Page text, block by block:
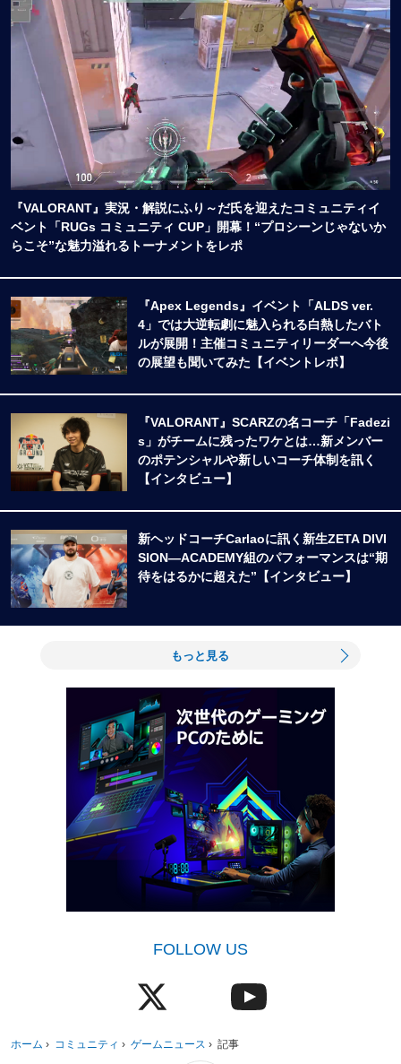
『VALORANT』実況・解説にふり～だ氏を迎えたコミュニティイ
ベント「RUGs コミュニティ CUP」開幕！“プロシーンじゃないか
らこそ”な魅力溢れるトーナメントをレポ
『Apex Legends』イベント「ALDS ver.
4」では大逆転劇に魅入られる白熱したバト
ルが展開！主催コミュニティリーダーへ今後
の展望も聞いてみた【イベントレポ】
『VALORANT』SCARZの名コーチ「Fadezi
s」がチームに残ったワケとは…新メンバー
のポテンシャルや新しいコーチ体制を訊く
【インタビュー】
新ヘッドコーチCarlaoに訊く新生ZETA DIVI
SION―ACADEMY組のパフォーマンスは“期
待をはるかに超えた”【インタビュー】
もっと見る
FOLLOW US
ホーム › コミュニティ › ゲームニュース › 記事